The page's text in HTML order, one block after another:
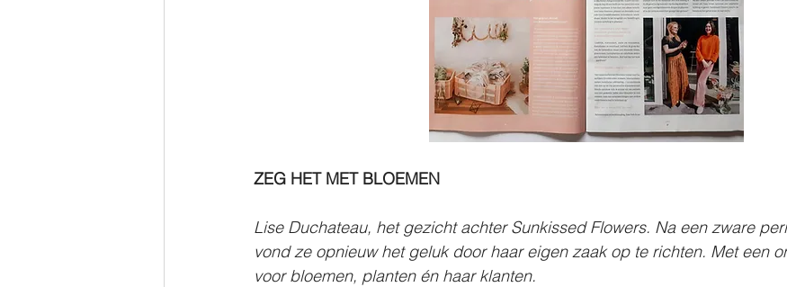
ZEG HET MET BLOEMEN
Lise Duchateau, het gezicht achter Sunkissed Flowers. Na een zware
vond ze opnieuw het geluk door haar eigen zaak op te richten. Met een
voor bloemen, planten én haar klanten.